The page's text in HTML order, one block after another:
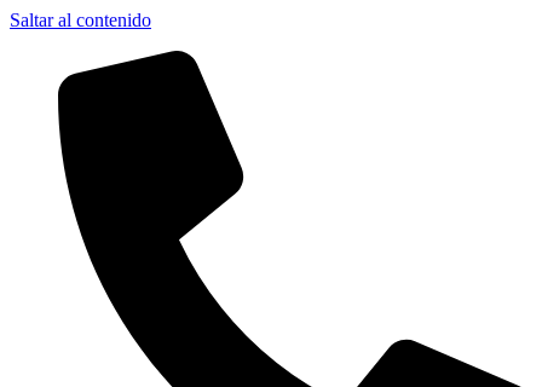
Saltar al contenido